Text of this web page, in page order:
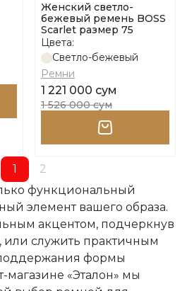
Женский светло-
бежевый ремень BOSS
Scarlet размер 75
Цвета:
Светло-бежевый
Ремни
1 221 000 сум
1 526 000 сум
1
2
функциональный
элемент вашего образа.
акцентом, подчеркнув
или служить практичным
формы
«Эталон» мы